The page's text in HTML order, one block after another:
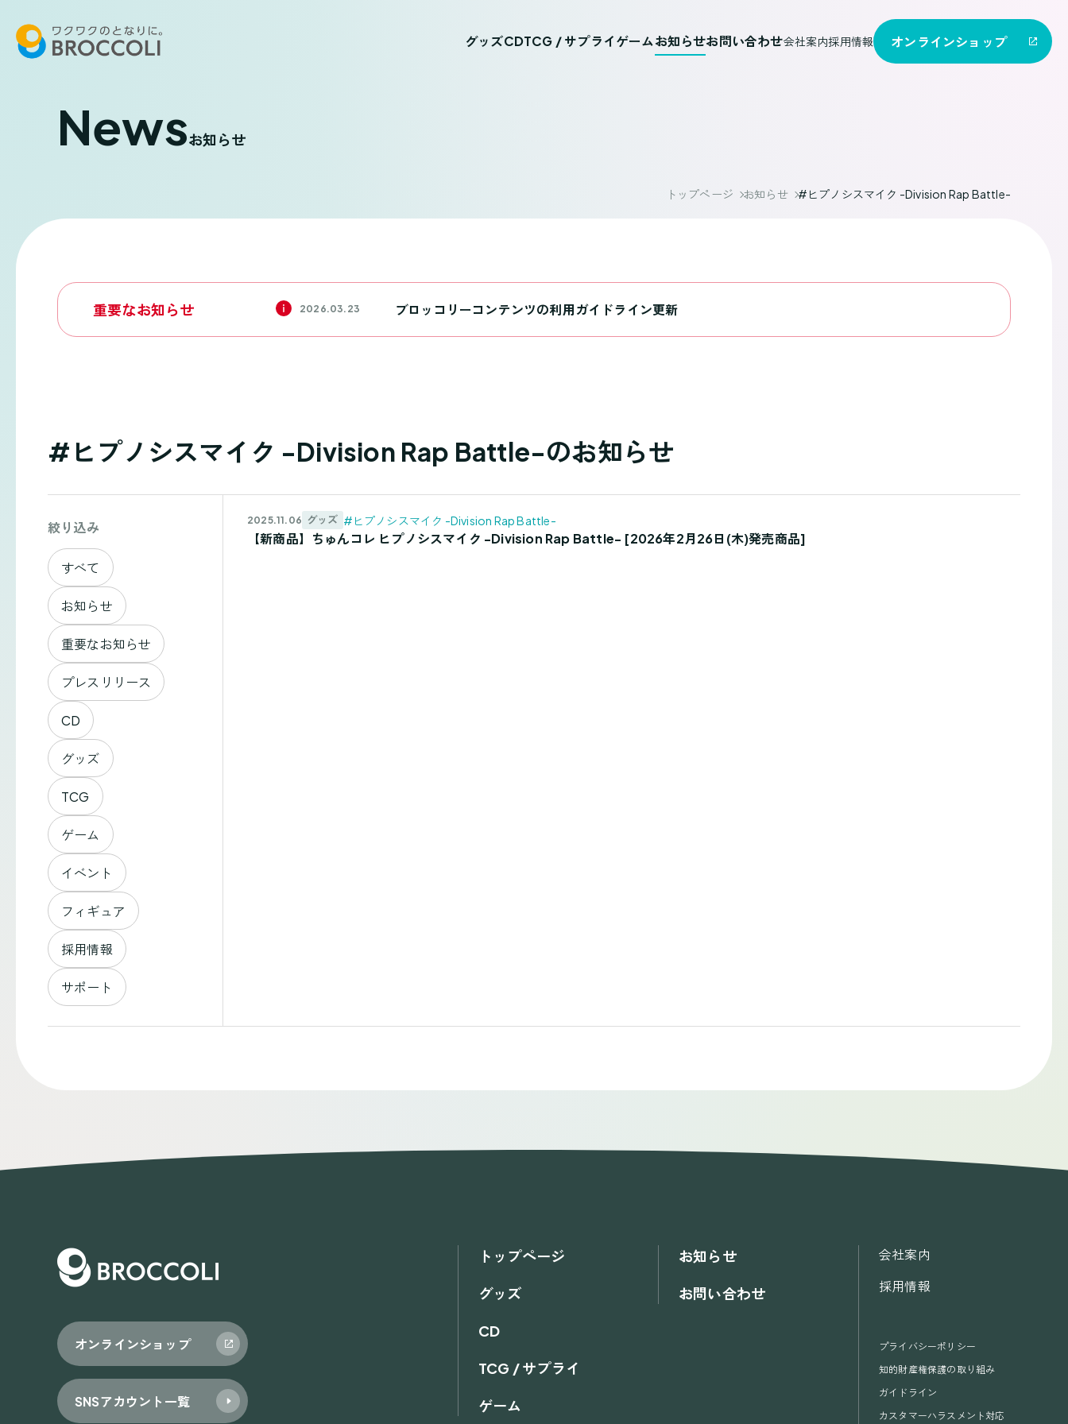
グッズCDTCG / サプライゲームお知らせお問い合わせ会社案内採用情報 オンラインショップ
Newsお知らせ
トップページ お知らせ #ヒプノシスマイク -Division Rap Battle-
重要なお知らせ 2026.03.23 ブロッコリーコンテンツの利用ガイドライン更新
#ヒプノシスマイク -Division Rap Battle-のお知らせ
絞り込み
すべて
お知らせ
重要なお知らせ
プレスリリース
CD
グッズ
TCG
ゲーム
イベント
フィギュア
採用情報
サポート
2025.11.06 グッズ #ヒプノシスマイク -Division Rap Battle-
【新商品】ちゅんコレ ヒプノシスマイク -Division Rap Battle- [2026年2月26日(木)発売商品]
オンラインショップ
SNSアカウント一覧
トップページ
グッズ
CD
TCG / サプライ
ゲーム
お知らせ
お問い合わせ
会社案内
採用情報
プライバシーポリシー
知的財産権保護の取り組み
ガイドライン
カスタマーハラスメント対応